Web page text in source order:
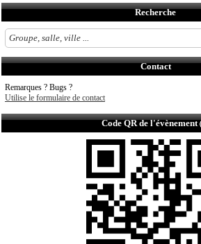
Recherche
Contact
Remarques ? Bugs ?
Utilise le formulaire de contact
Code QR de l'évènement